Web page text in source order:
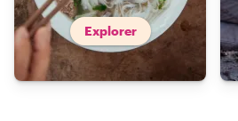
Explorer